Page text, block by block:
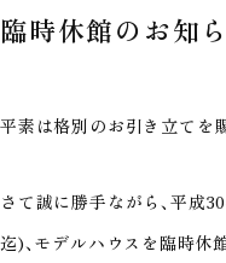
臨時休館のお知
平素は格別のお引き立てを
さて誠に勝手ながら、平成
迄)、モデルハウスを臨時休